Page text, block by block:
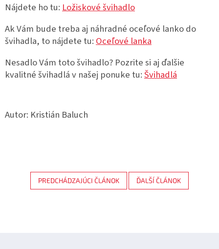
Nájdete ho tu: Ložiskové švihadlo
Ak Vám bude treba aj náhradné oceľové lanko do
švihadla, to nájdete tu: Oceľové lanka
Nesadlo Vám toto švihadlo? Pozrite si aj ďalšie
kvalitné švihadlá v našej ponuke tu:Švihadlá
Autor: Kristián Baluch
PREDCHÁDZAJÚCI ČLÁNOK ĎALŠÍ ČLÁNOK